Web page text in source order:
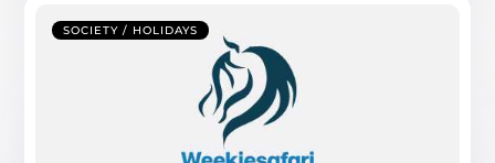
SOCIETY / HOLIDAYS